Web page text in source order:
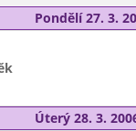
Pondělí 27. 3.
Úterý 28. 3.